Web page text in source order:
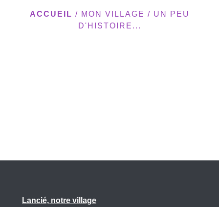
ACCUEIL / MON VILLAGE / UN PEU
D'HISTOIRE...
Lancié, notre village